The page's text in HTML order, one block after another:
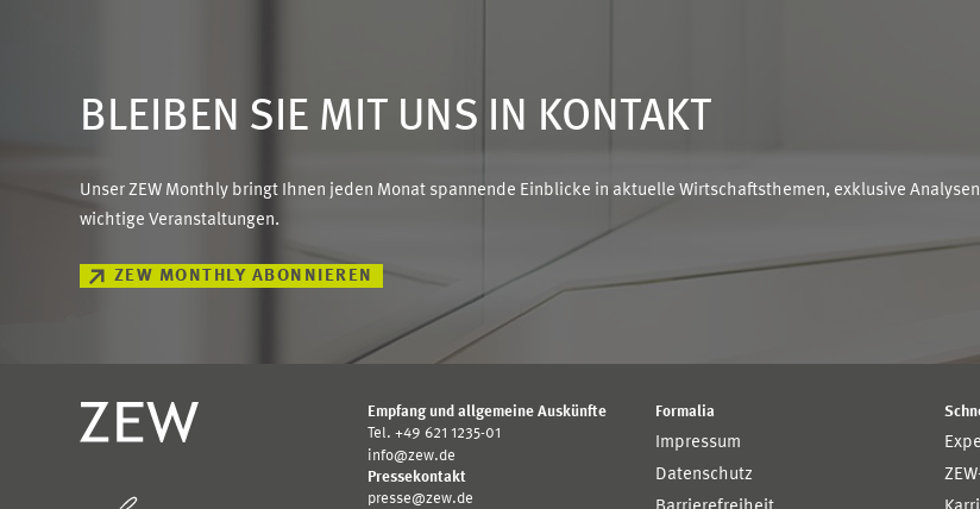
BLEIBEN SIE MIT UNS IN KONTAKT
Unser ZEW Monthly bringt Ihnen jeden Monat spannende Einblicke in aktuelle Wirtschaftsthemen, exklusive
wichtige Veranstaltungen.
ZEW MONTHLY ABONNIEREN
Empfang und allgemeine Auskünfte
Tel. +49 621 1235-01
info@zew.de
Pressekontakt
presse@zew.de
Formalia
Impressum
Datenschutz